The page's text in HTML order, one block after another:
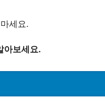
세요.
아보세요.